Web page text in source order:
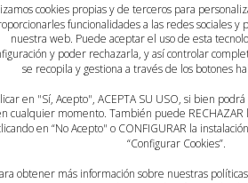
FIN DE SEMANA LAS
Y EL CIRCUITO
las miradas del
de las Finales
el sábado 7 y
cookies propias y de terceros para
funcionalidades a las redes sociales y
nuestra web. Puede aceptar el uso de esta
y poder rechazarla, y así controlar
se recopila y gestiona a través de los botones
en "Sí, Acepto", ACEPTA SU USO, si bien
cualquier momento. También puede RECHAZAR
en “No Acepto" o CONFIGURAR la
“Configurar Cookies”.
obtener más información sobre nuestras